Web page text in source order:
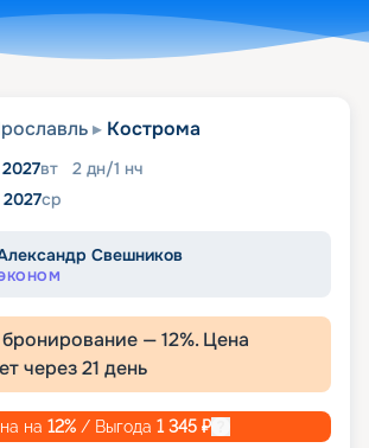
Кострома
вт 2 дн/1 нч
ср
Свешников
бронирование —12%. Цена
через21 день
на 12% / Выгода 1 345 ₽